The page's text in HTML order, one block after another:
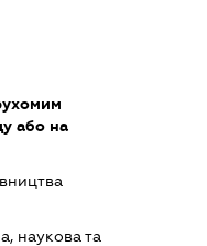
або на
наукова та